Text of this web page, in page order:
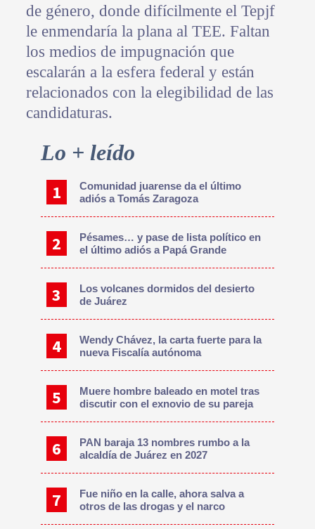
de género, donde difícilmente el Tepjf
le enmendaría la plana al TEE. Faltan
los medios de impugnación que
escalarán a la esfera federal y están
relacionados con la elegibilidad de las
candidaturas.
Primary
Sidebar
Lo + leído
Comunidad juarense da el último
adiós a Tomás Zaragoza
Pésames… y pase de lista político en
el último adiós a Papá Grande
Los volcanes dormidos del desierto
de Juárez
Wendy Chávez, la carta fuerte para la
nueva Fiscalía autónoma
Muere hombre baleado en motel tras
discutir con el exnovio de su pareja
PAN baraja 13 nombres rumbo a la
alcaldía de Juárez en 2027
Fue niño en la calle, ahora salva a
otros de las drogas y el narco